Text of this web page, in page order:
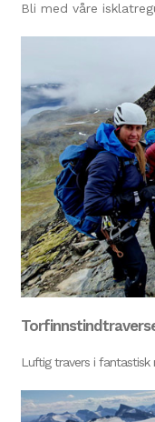
Bli med våre
Luftig travers i fantastisk